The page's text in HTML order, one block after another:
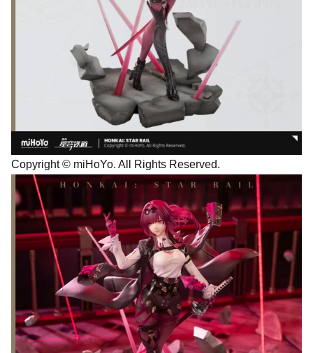
Copyright © miHoYo. All Rights Reserved.